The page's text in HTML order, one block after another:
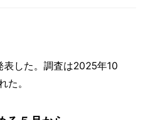
表した。調査は2025年10
た。